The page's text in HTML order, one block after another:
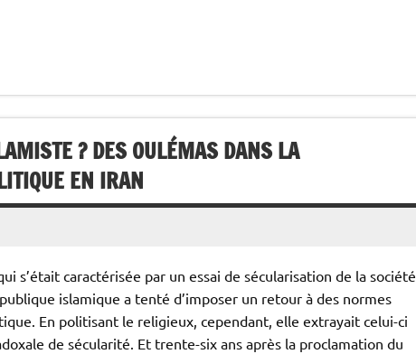
? DES OULÉMAS DANS LA
EN IRAN
s’était caractérisée par un essai de sécularisation de la société
islamique a tenté d’imposer un retour à des normes
En politisant le religieux, cependant, elle extrayait celui-ci
de sécularité. Et trente-six ans après la proclamation du